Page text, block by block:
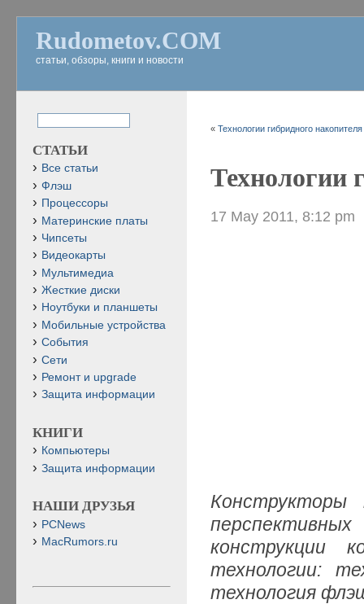
Rudometov.COM
статьи, обзоры, книги и новости
«Технологии гибридного
Технологии
17 May 2011, 8:12 pm
Конструкторы
конструкции
технологии:
технология
СТАТЬИ
Все статьи
Флэш
Процессоры
Материнские платы
Чипсеты
Видеокарты
Мультимедиа
Жесткие диски
Ноутбуки и планшеты
Мобильные устройства
События
Сети
Ремонт и upgrade
Защита информации
КНИГИ
Компьютеры
Защита информации
НАШИ ДРУЗЬЯ
PCNews
MacRumors.ru